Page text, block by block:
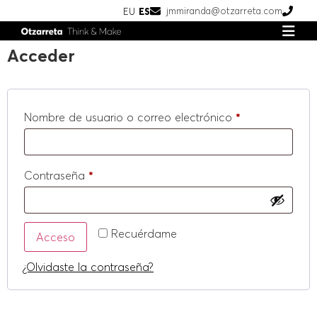
EU ES jmmiranda@otzarreta.com
Acceder
Nombre de usuario o correo electrónico *
Contraseña *
Alternative: Recuérdame
Acceso
¿Olvidaste la contraseña?